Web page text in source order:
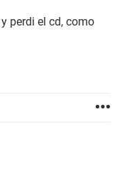
perdi el cd, como